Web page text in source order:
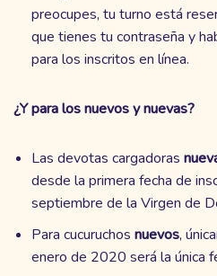
preocupes, tu turno está
que tienes tu contraseña y
para los inscritos en línea.
¿Y para los nuevos y nuevas?
Las devotas cargadoras
desde la primera fecha de
septiembre de la Virgen de
Para cucuruchos nuevos,
enero de 2020 será la única